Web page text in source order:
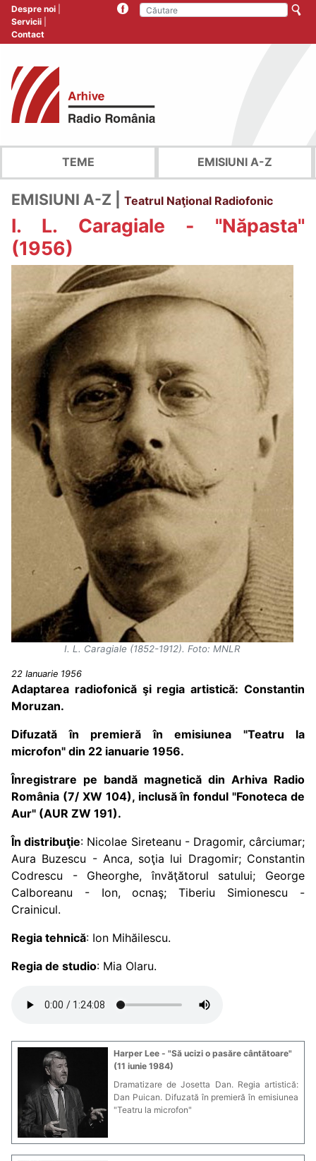
Despre noi
Servicii
Contact
TEME EMISIUNI A-Z
EMISIUNI A-Z | Teatrul Naţional Radiofonic
I. L. Caragiale - "Năpasta"
(1956)
I. L. Caragiale (1852-1912). Foto: MNLR
22 Ianuarie 1956
Adaptarea radiofonică şi regia artistică: Constantin
Moruzan.
Difuzată în premieră în emisiunea "Teatru la
microfon" din 22 ianuarie 1956.
Înregistrare pe bandă magnetică din Arhiva Radio
România (7/ XW 104), inclusă în fondul "Fonoteca de
Aur" (AUR ZW 191).
În distribuţie: Nicolae Sireteanu - Dragomir, cârciumar;
Aura Buzescu - Anca, soţia lui Dragomir; Constantin
Codrescu - Gheorghe, învăţătorul satului; George
Calboreanu - Ion, ocnaş; Tiberiu Simionescu -
Crainicul.
Regia tehnică: Ion Mihăilescu.
Regia de studio: Mia Olaru.
Harper Lee - "Să ucizi o pasăre cântătoare"
(11 iunie 1984)
Dramatizare de Josetta Dan. Regia artistică:
Dan Puican. Difuzată în premieră în emisiunea
"Teatru la microfon"